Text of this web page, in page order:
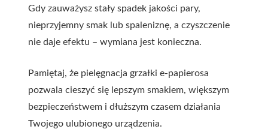
Gdy zauważysz stały spadek jakości pary,
nieprzyjemny smak lub spaleniznę, a czyszczenie
nie daje efektu – wymiana jest konieczna.
Pamiętaj, że pielęgnacja grzałki e-papierosa
pozwala cieszyć się lepszym smakiem, większym
bezpieczeństwem i dłuższym czasem działania
Twojego ulubionego urządzenia.